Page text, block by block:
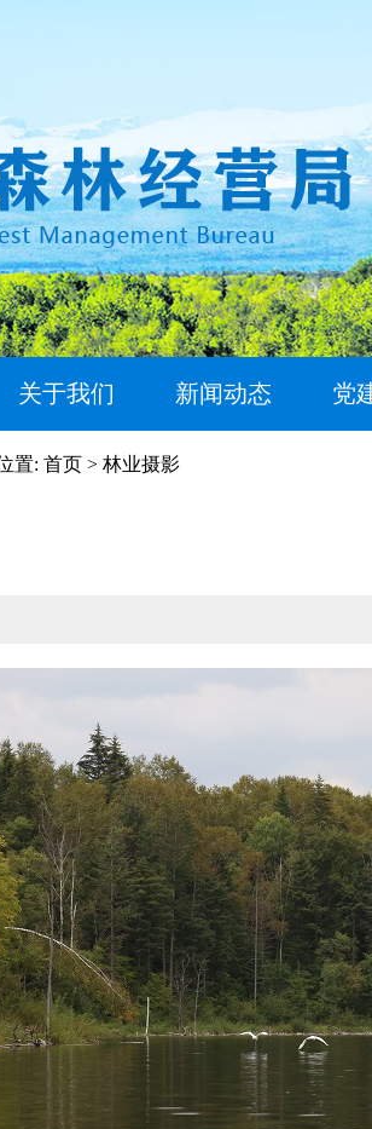
关于我们 新闻动态 党
置: 首页 > 林业摄影